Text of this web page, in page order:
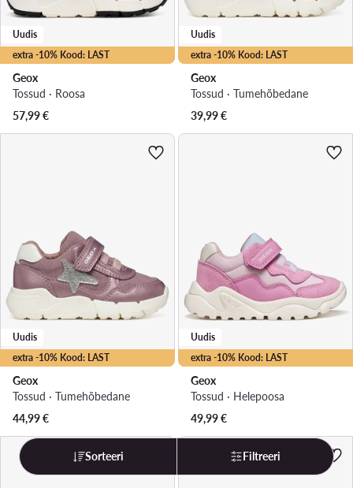
extra -10% Kood: LAST
Uudis
Geox
Tossud · Roosa
57,99€
extra -10% Kood: LAST
Uudis
Geox
Tossud · Tumehõbedane
39,99€
extra -10% Kood: LAST
Uudis
Geox
Tossud · Tumehõbedane
44,99€
extra -10% Kood: LAST
Uudis
Geox
Tossud · Heleроosa
49,99€
Sorteeri Filtreeri